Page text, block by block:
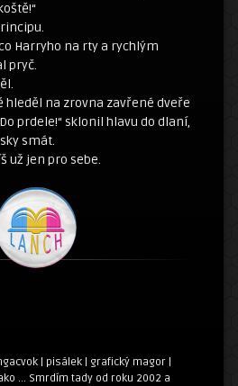
Harryho na rty a rychlým
pryč.
hleděl na zrovna zavřené dveře
prdele!“ sklonil hlavu do dlaní,
smát.
už jen pro sebe.
| pisálek | grafický magor |
... Smrdím tady od roku 2002 a